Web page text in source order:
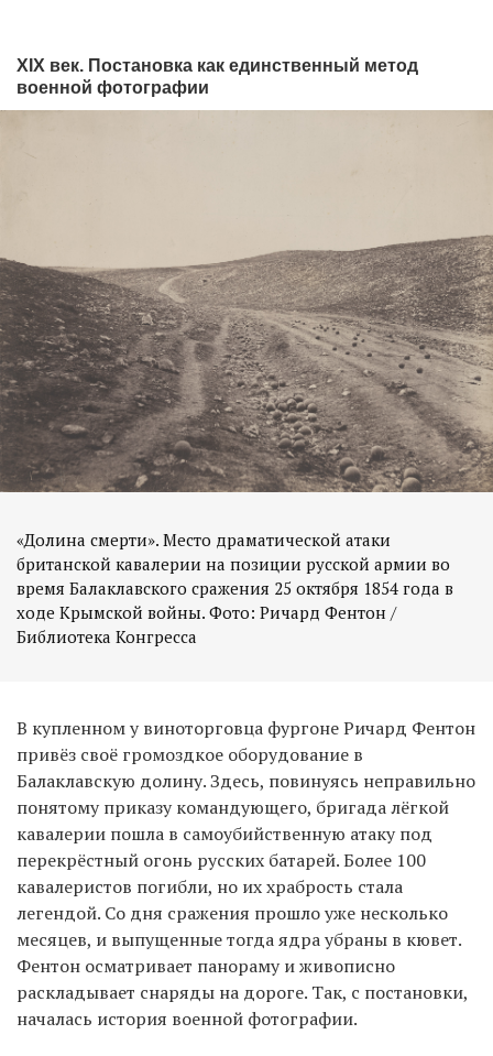
XIX век. Постановка как единственный метод
военной фотографии
«Долина смерти». Место драматической атаки
британской кавалерии на позиции русской армии во
время Балаклавского сражения 25 октября 1854 года в
ходе Крымской войны. Фото: Ричард Фентон /
Библиотека Конгресса
В купленном у виноторговца фургоне Ричард Фентон
привёз своё громоздкое оборудование в
Балаклавскую долину. Здесь, повинуясь неправильно
понятому приказу командующего, бригада лёгкой
кавалерии пошла в самоубийственную атаку под
перекрёстный огонь русских батарей. Более 100
кавалеристов погибли, но их храбрость стала
легендой. Со дня сражения прошло уже несколько
месяцев, и выпущенные тогда ядра убраны в кювет.
Фентон осматривает панораму и живописно
раскладывает снаряды на дороге. Так, с постановки,
началась история военной фотографии.